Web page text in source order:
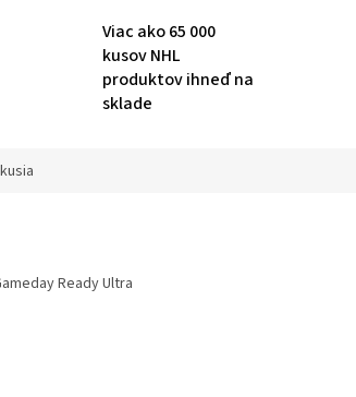
Viac ako 65 000
kusov NHL
produktov ihneď na
sklade
Ready Ultra